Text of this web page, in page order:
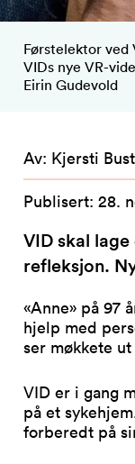
Førstelektor ved
VIDs nye VR-
Eirin Gudevold
Av: Kjersti
Publisert: 28.
VID skal
refleksjon.
«Anne» på 97
hjelp med
ser møkkete
VID er i gang
på et
forberedt på